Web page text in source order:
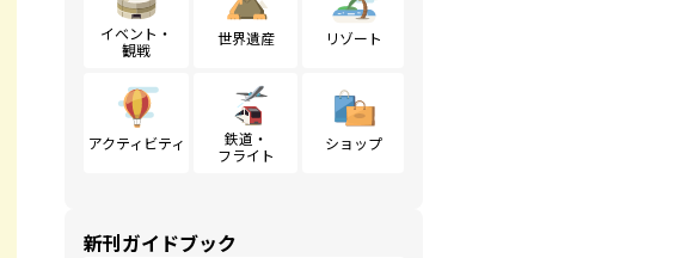
イベント・
観戦
世界遺産 リゾート
アクティビティ
鉄道・
フライト
ショップ
新刊ガイドブック